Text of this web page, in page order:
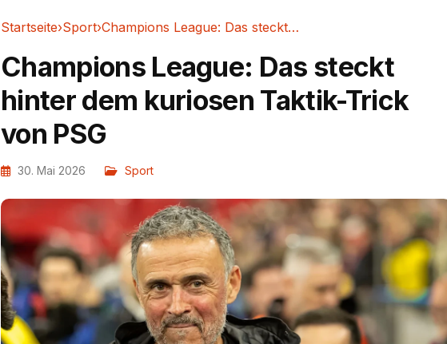
Startseite›Sport› Champions League: Das steckt hinter dem...
Champions League: Das steckt
hinter dem kuriosen Taktik-Trick
von PSG
30. Mai 2026 Sport